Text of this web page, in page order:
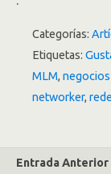
Categorías:
Etiquetas:
MLM,
networker,
Entrada Anterior